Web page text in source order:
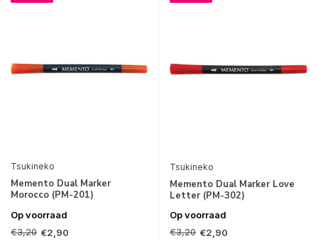
Tsukineko
Memento Dual Marker
Morocco (PM-201)
Op voorraad
€3,20 €2,90
Tsukineko
Memento Dual Marker Love
Letter (PM-302)
Op voorraad
€3,20 €2,90